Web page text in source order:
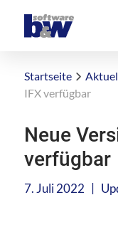
Startseite
IFX verfügbar
Neue
verfügbar
7. Juli 2022 |